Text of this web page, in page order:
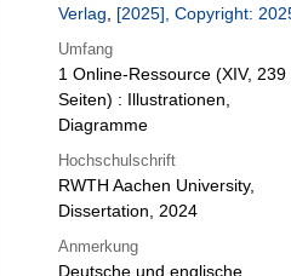
Verlag, [2025], Copyright:
Umfang
1 Online-Ressource (XIV, 239
Seiten) : Illustrationen,
Diagramme
Hochschulschrift
RWTH Aachen University,
Dissertation, 2024
Anmerkung
Deutsche und englische